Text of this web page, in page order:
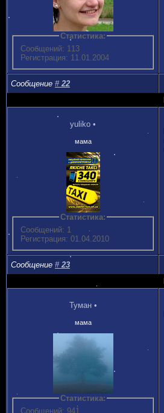
Статистика:
Сообщений: 113
Регистрация: 11.01.2004
Сообщение#22
yuliko •
мама
Статистика:
Сообщений: 1
Регистрация: 01.04.2010
Сообщение#23
Туман •
мама
Статистика:
Сообщений: 941